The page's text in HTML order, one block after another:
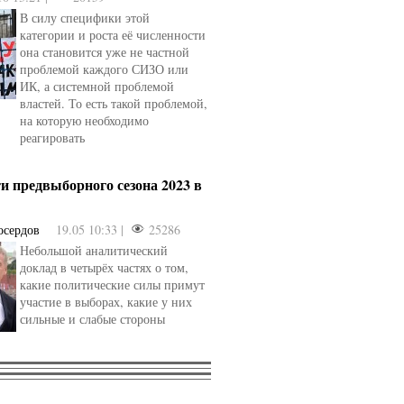
В силу специфики этой
категории и роста её численности
она становится уже не частной
проблемой каждого СИЗО или
ИК, а системной проблемой
властей. То есть такой проблемой,
на которую необходимо
реагировать
предвыборного сезона 2023 в
19.05 10:33 |
25286
Небольшой аналитический
доклад в четырёх частях о том,
какие политические силы примут
участие в выборах, какие у них
сильные и слабые стороны